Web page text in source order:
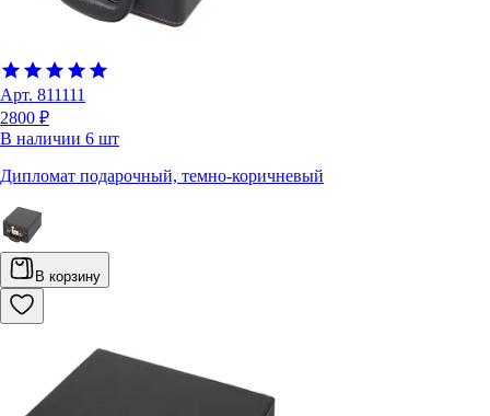
Арт. 811111
2800 ₽
В наличии 6 шт
Дипломат подарочный, темно-коричневый
В корзину